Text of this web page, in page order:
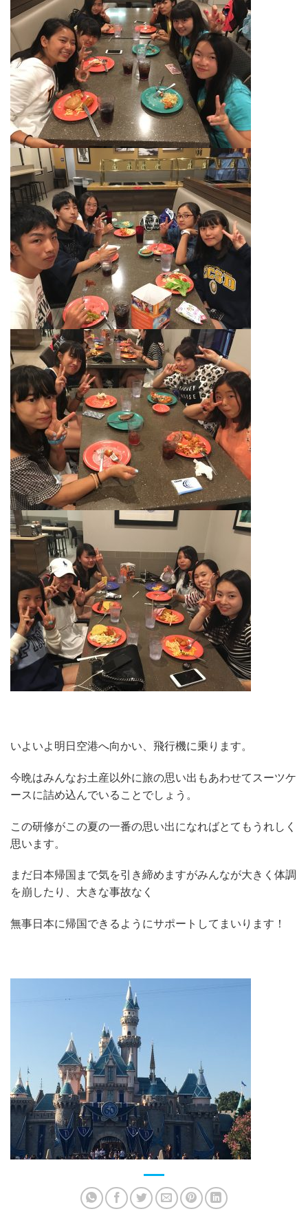
いよいよ明日空港へ向かい、飛行機に乗ります。
今晩はみんなお土産以外に旅の思い出もあわせてスーツケ
ースに詰め込んでいることでしょう。
この研修がこの夏の一番の思い出になればとてもうれしく
思います。
まだ日本帰国まで気を引き締めますがみんなが大きく体調
を崩したり、大きな事故なく
無事日本に帰国できるようにサポートしてまいります！